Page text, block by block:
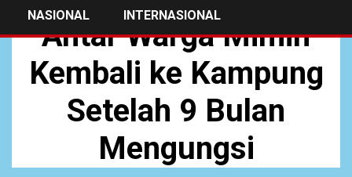
NASIONAL INTERNASIONAL
Antar Warga Mimin
Kembali ke Kampung
Setelah 9 Bulan
Mengungsi